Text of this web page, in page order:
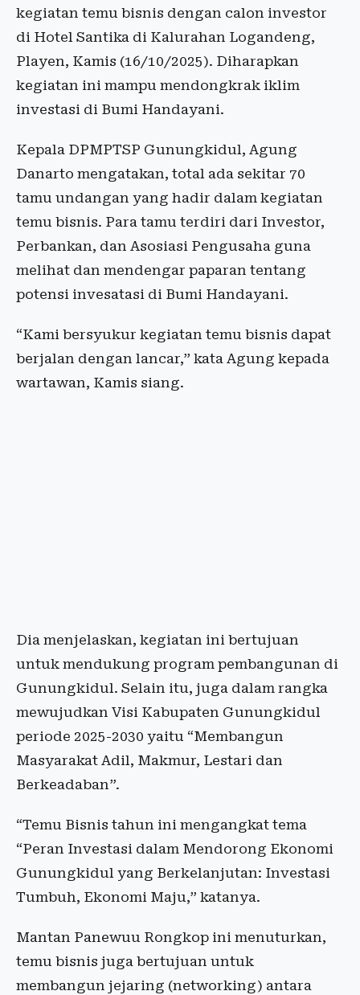
kegiatan temu bisnis dengan calon investor
di Hotel Santika di Kalurahan Logandeng,
Playen, Kamis (16/10/2025). Diharapkan
kegiatan ini mampu mendongkrak iklim
investasi di Bumi Handayani.
Kepala DPMPTSP Gunungkidul, Agung
Danarto mengatakan, total ada sekitar 70
tamu undangan yang hadir dalam kegiatan
temu bisnis. Para tamu terdiri dari Investor,
Perbankan, dan Asosiasi Pengusaha guna
melihat dan mendengar paparan tentang
potensi invesatasi di Bumi Handayani.
“Kami bersyukur kegiatan temu bisnis dapat
berjalan dengan lancar,” kata Agung kepada
wartawan, Kamis siang.
Dia menjelaskan, kegiatan ini bertujuan
untuk mendukung program pembangunan di
Gunungkidul. Selain itu, juga dalam rangka
mewujudkan Visi Kabupaten Gunungkidul
periode 2025-2030 yaitu “Membangun
Masyarakat Adil, Makmur, Lestari dan
Berkeadaban”.
“Temu Bisnis tahun ini mengangkat tema
“Peran Investasi dalam Mendorong Ekonomi
Gunungkidul yang Berkelanjutan: Investasi
Tumbuh, Ekonomi Maju,” katanya.
Mantan Panewuu Rongkop ini menuturkan,
temu bisnis juga bertujuan untuk
membangun jejaring (networking) antara